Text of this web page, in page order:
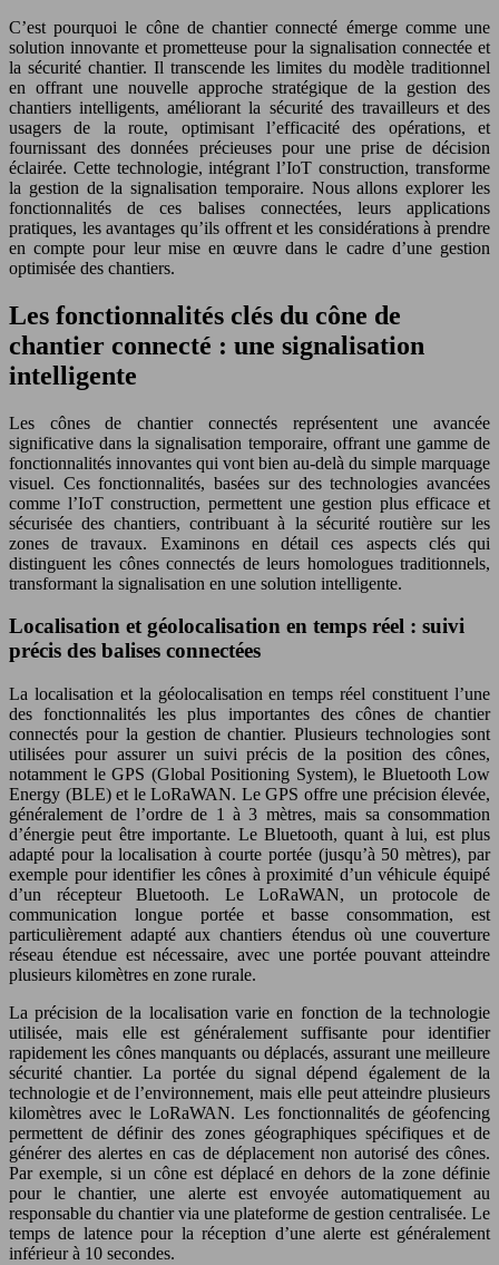
C’est pourquoi le cône de chantier connecté émerge comme une
solution innovante et prometteuse pour la signalisation connectée et
la sécurité chantier. Il transcende les limites du modèle traditionnel
en offrant une nouvelle approche stratégique de la gestion des
chantiers intelligents, améliorant la sécurité des travailleurs et des
usagers de la route, optimisant l’efficacité des opérations, et
fournissant des données précieuses pour une prise de décision
éclairée. Cette technologie, intégrant l’IoT construction, transforme
la gestion de la signalisation temporaire. Nous allons explorer les
fonctionnalités de ces balises connectées, leurs applications
pratiques, les avantages qu’ils offrent et les considérations à prendre
en compte pour leur mise en œuvre dans le cadre d’une gestion
optimisée des chantiers.
Les fonctionnalités clés du cône de
chantier connecté : une signalisation
intelligente
Les cônes de chantier connectés représentent une avancée
significative dans la signalisation temporaire, offrant une gamme de
fonctionnalités innovantes qui vont bien au-delà du simple marquage
visuel. Ces fonctionnalités, basées sur des technologies avancées
comme l’IoT construction, permettent une gestion plus efficace et
sécurisée des chantiers, contribuant à la sécurité routière sur les
zones de travaux. Examinons en détail ces aspects clés qui
distinguent les cônes connectés de leurs homologues traditionnels,
transformant la signalisation en une solution intelligente.
Localisation et géolocalisation en temps réel : suivi
précis des balises connectées
La localisation et la géolocalisation en temps réel constituent l’une
des fonctionnalités les plus importantes des cônes de chantier
connectés pour la gestion de chantier. Plusieurs technologies sont
utilisées pour assurer un suivi précis de la position des cônes,
notamment le GPS (Global Positioning System), le Bluetooth Low
Energy (BLE) et le LoRaWAN. Le GPS offre une précision élevée,
généralement de l’ordre de 1 à 3 mètres, mais sa consommation
d’énergie peut être importante. Le Bluetooth, quant à lui, est plus
adapté pour la localisation à courte portée (jusqu’à 50 mètres), par
exemple pour identifier les cônes à proximité d’un véhicule équipé
d’un récepteur Bluetooth. Le LoRaWAN, un protocole de
communication longue portée et basse consommation, est
particulièrement adapté aux chantiers étendus où une couverture
réseau étendue est nécessaire, avec une portée pouvant atteindre
plusieurs kilomètres en zone rurale.
La précision de la localisation varie en fonction de la technologie
utilisée, mais elle est généralement suffisante pour identifier
rapidement les cônes manquants ou déplacés, assurant une meilleure
sécurité chantier. La portée du signal dépend également de la
technologie et de l’environnement, mais elle peut atteindre plusieurs
kilomètres avec le LoRaWAN. Les fonctionnalités de géofencing
permettent de définir des zones géographiques spécifiques et de
générer des alertes en cas de déplacement non autorisé des cônes.
Par exemple, si un cône est déplacé en dehors de la zone définie
pour le chantier, une alerte est envoyée automatiquement au
responsable du chantier via une plateforme de gestion centralisée. Le
temps de latence pour la réception d’une alerte est généralement
inférieur à 10 secondes.